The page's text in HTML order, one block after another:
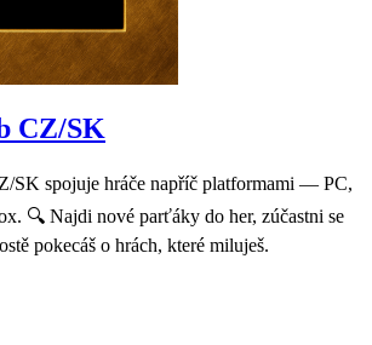
CZ/SK
SK spojuje hráče napříč platformami — PC,
🔍 Najdi nové parťáky do her, zúčastni se
pokecáš o hrách, které miluješ.